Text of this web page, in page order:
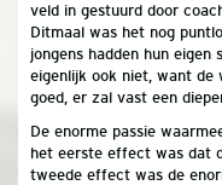
veld in gestuurd door
Ditmaal was het nog
jongens hadden hun eigen
eigenlijk ook niet, want de
goed, er zal vast een
De enorme passie
het eerste effect was dat
tweede effect was de